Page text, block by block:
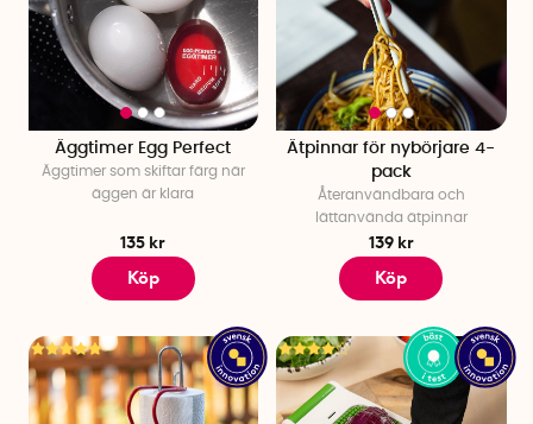
Äggtimer Egg Perfect
Äggtimer som skiftar färg när
äggen är klara
135 kr
Köp
Ätpinnar för nybörjare 4-
pack
Återanvändbara och
lättanvända ätpinnar
139 kr
Köp